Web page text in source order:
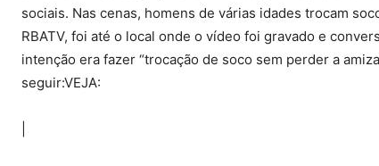
sociais. Nas cenas, homens de várias idades trocam
RBATV, foi até o local onde o vídeo foi gravado e
intenção era fazer “trocação de soco sem perder a
seguir:VEJA: